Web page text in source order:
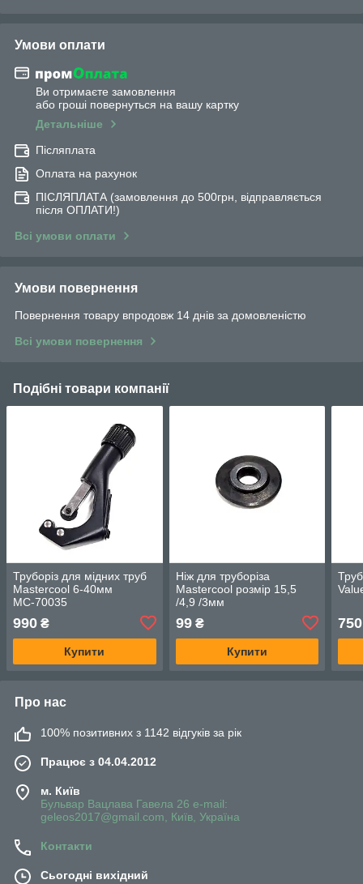
Умови оплати
Ви отримаєте замовлення
або гроші повернуться на вашу картку
Детальніше
Післяплата
Оплата на рахунок
ПІСЛЯПЛАТА (замовлення до 500грн, відправляється
після ОПЛАТИ!)
Всі умови оплати
Умови повернення
Повернення товару впродовж 14 днів за домовленістю
Всі умови повернення
Подібні товари компанії
Труборіз для мідних труб
Mastercool 6-40мм
МС-70035
990 ₴
Купити
Ніж для труборіза
Mastercool розмір 15,5
/4,9 /3мм
99₴
Купити
750
Про нас
100% позитивних з 1142 відгуків за рік
Працює з 04.04.2012
м. Київ
Бульвар Вацлава Гавела 26 e-mail:
geleos2017@gmail.com, Київ, Україна
Контакти
Сьогодні вихідний